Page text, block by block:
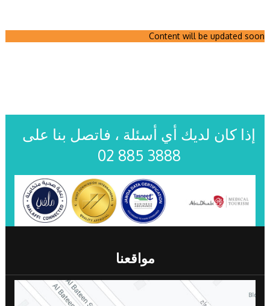
Content will be updated soon
إذا كان لديك أي أسئلة ، فاتصل بنا على
02 885 3888
مواقعنا